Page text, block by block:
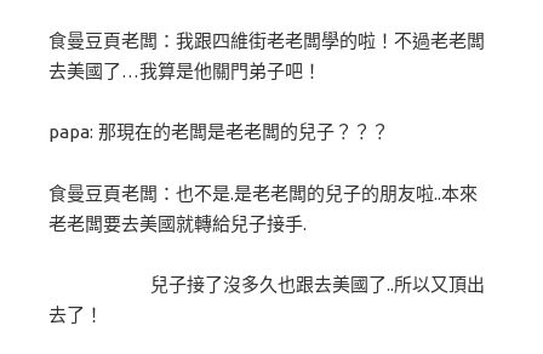
食曼豆頁老闆：我跟四維街老老闆學的啦！不過老老闆
去美國了…我算是他關門弟子吧！
papa: 那現在的老闆是老老闆的兒子？？？
食曼豆頁老闆：也不是.是老老闆的兒子的朋友啦..本來
老老闆要去美國就轉給兒子接手.
兒子接了沒多久也跟去美國了..所以又頂出
去了！